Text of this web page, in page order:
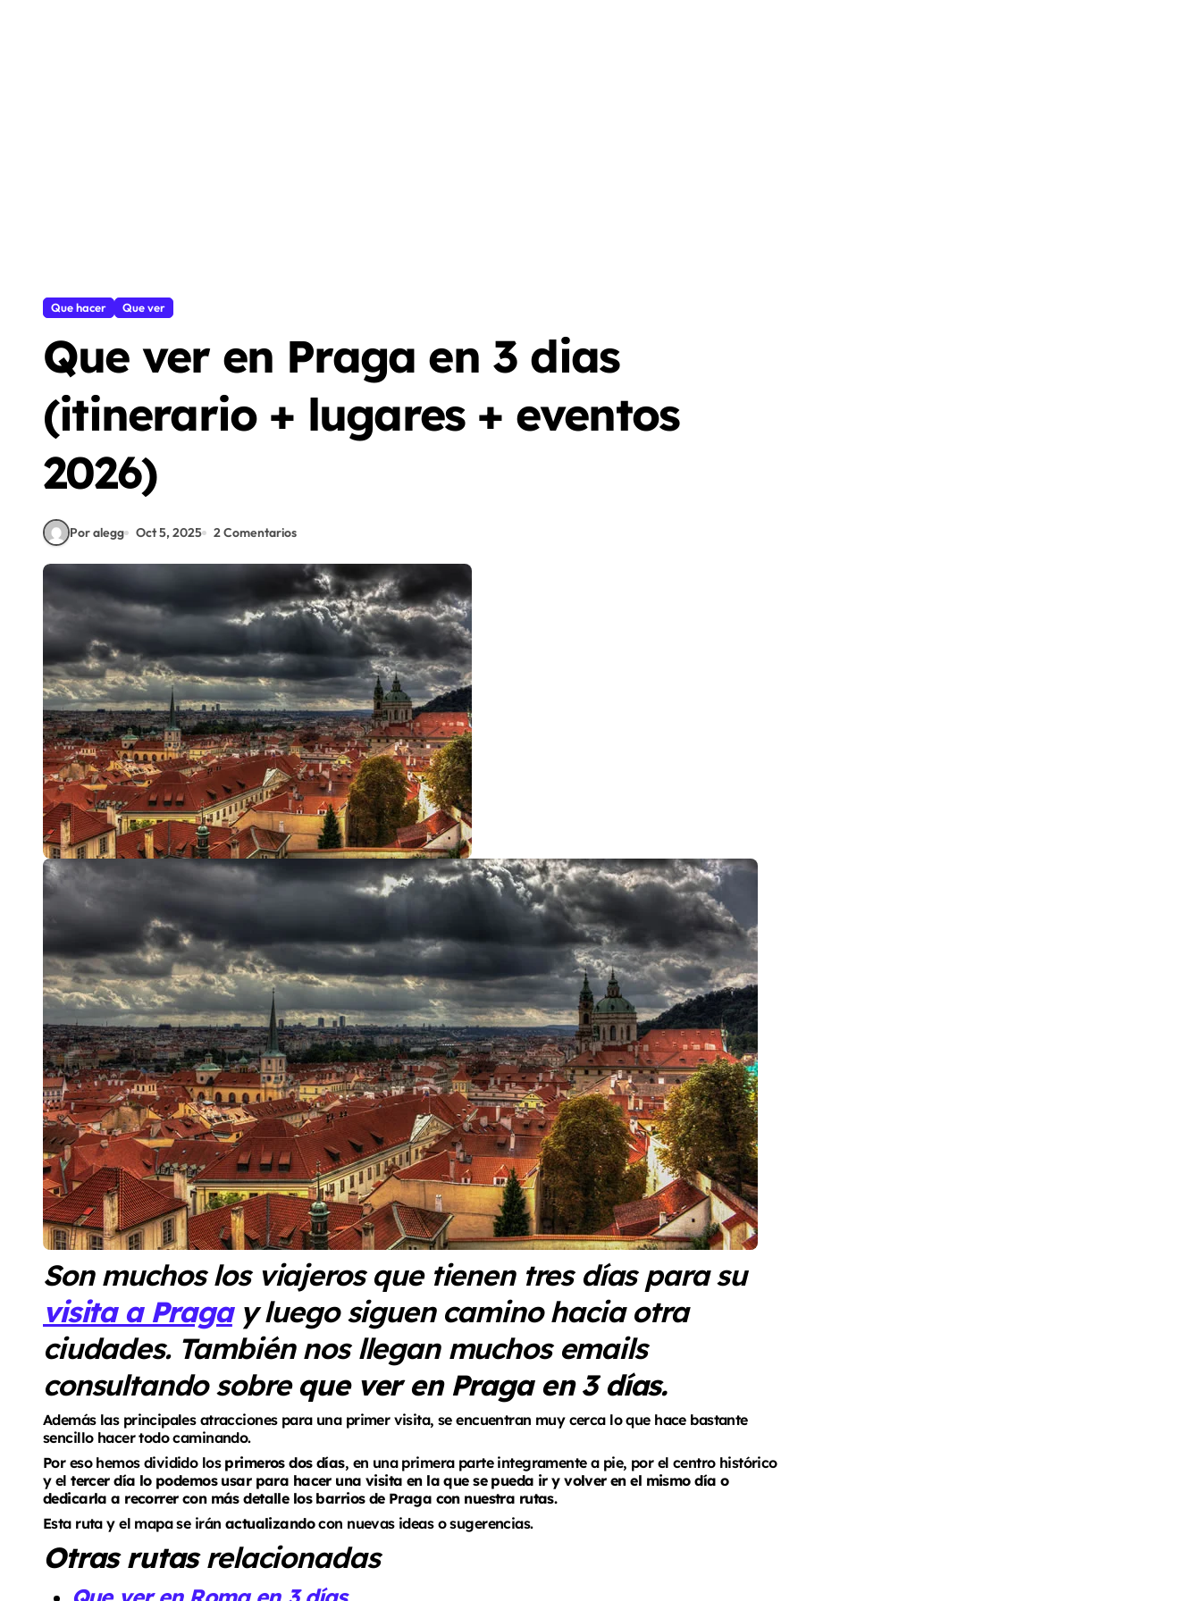
Que hacer Que ver
Que ver en Praga en 3 dias
(itinerario + lugares + eventos
2026)
Por alegg Oct 5, 2025 2 Comentarios
Son muchos los viajeros que tienen tres días para su
visita a Pragay luego siguen camino hacia otra
ciudades. También nos llegan muchos emails
consultando sobreque ver en Praga en 3 días.
Además las principales atracciones para una primer visita, se encuentran muy cerca lo que hace bastante
sencillo hacer todo caminando.
Por eso hemos dividido losprimeros dos días, en una primera parte integramente a pie, por el centro histórico
y eltercer día lo podemos usar para hacer una visita en la que se pueda ir y volver en el mismo día o
dedicarla a recorrer con más detalle los barrios de Praga con nuestra rutas.
Esta ruta y el mapa se irán actualizandocon nuevas ideas o sugerencias.
Otras rutasrelacionadas